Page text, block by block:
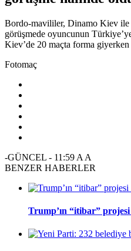
Bordo-mavililer, Dinamo Kiev ile
görüşmede oyuncunun
Kiev’de 20 maçta forma giyerken
Fotomaç
-GÜNCEL - 11:59 A A
BENZER HABERLER
Trump’ın “itibar”